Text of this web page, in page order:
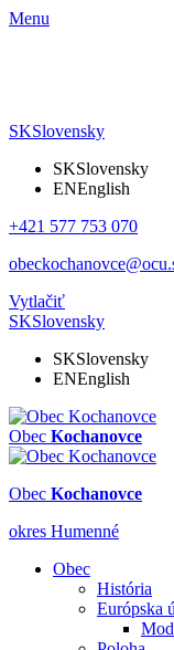
Menu
SKSlovensky
SKSlovensky
ENEnglish
+421 577 753 070
Vytlačiť
SKSlovensky
SKSlovensky
ENEnglish
Obec Kochanovce
Obec Kochanovce
okres Humenné
Obec
História
Európska